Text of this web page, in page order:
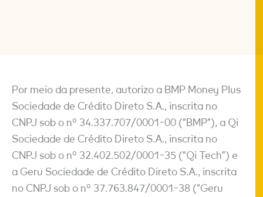
Por meio da presente, autorizo a BMP Money Plus
Sociedade de Crédito Direto S.A., inscrita no
CNPJ sob o nº 34.337.707/0001-00 (“BMP”), a Qi
Sociedade de Crédito Direto S.A., inscrita no
CNPJ sob o nº 32.402.502/0001-35 (“Qi Tech”) e
a Geru Sociedade de Crédito Direto S.A., inscrita
no CNPJ sob o nº 37.763.847/0001-38 (“Geru